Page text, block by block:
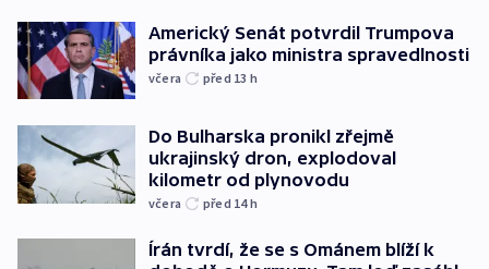
Americký Senát potvrdil Trumpova
právníka jako ministra spravedlnosti
včera před 13 h
Do Bulharska pronikl zřejmě
ukrajinský dron, explodoval
kilometr od plynovodu
včera před 14h
Írán tvrdí, že se s Ománem blíží k